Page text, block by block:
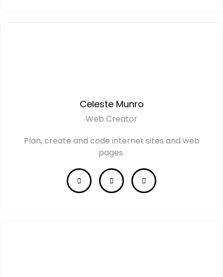
Celeste Munro
Web Creator
Plan, create and code internet sites and web
pages.